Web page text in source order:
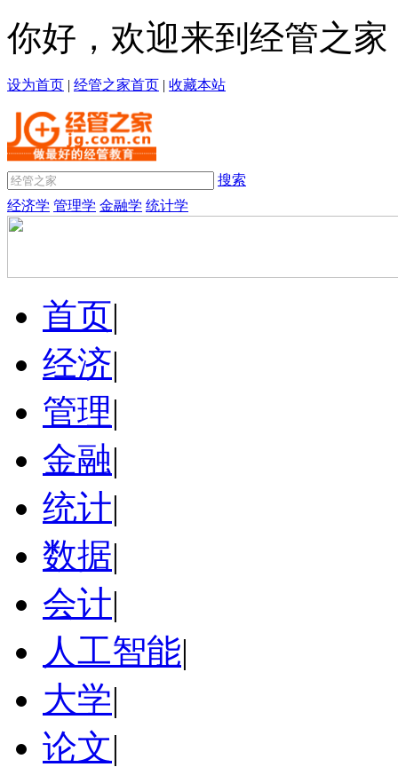
你好，欢迎来到经管之家
设为首页 | 经管之家首页 | 收藏本站
搜索
经济学 管理学 金融学 统计学
首页|
经济|
管理|
金融|
统计|
数据|
会计|
人工智能|
大学|
论文|